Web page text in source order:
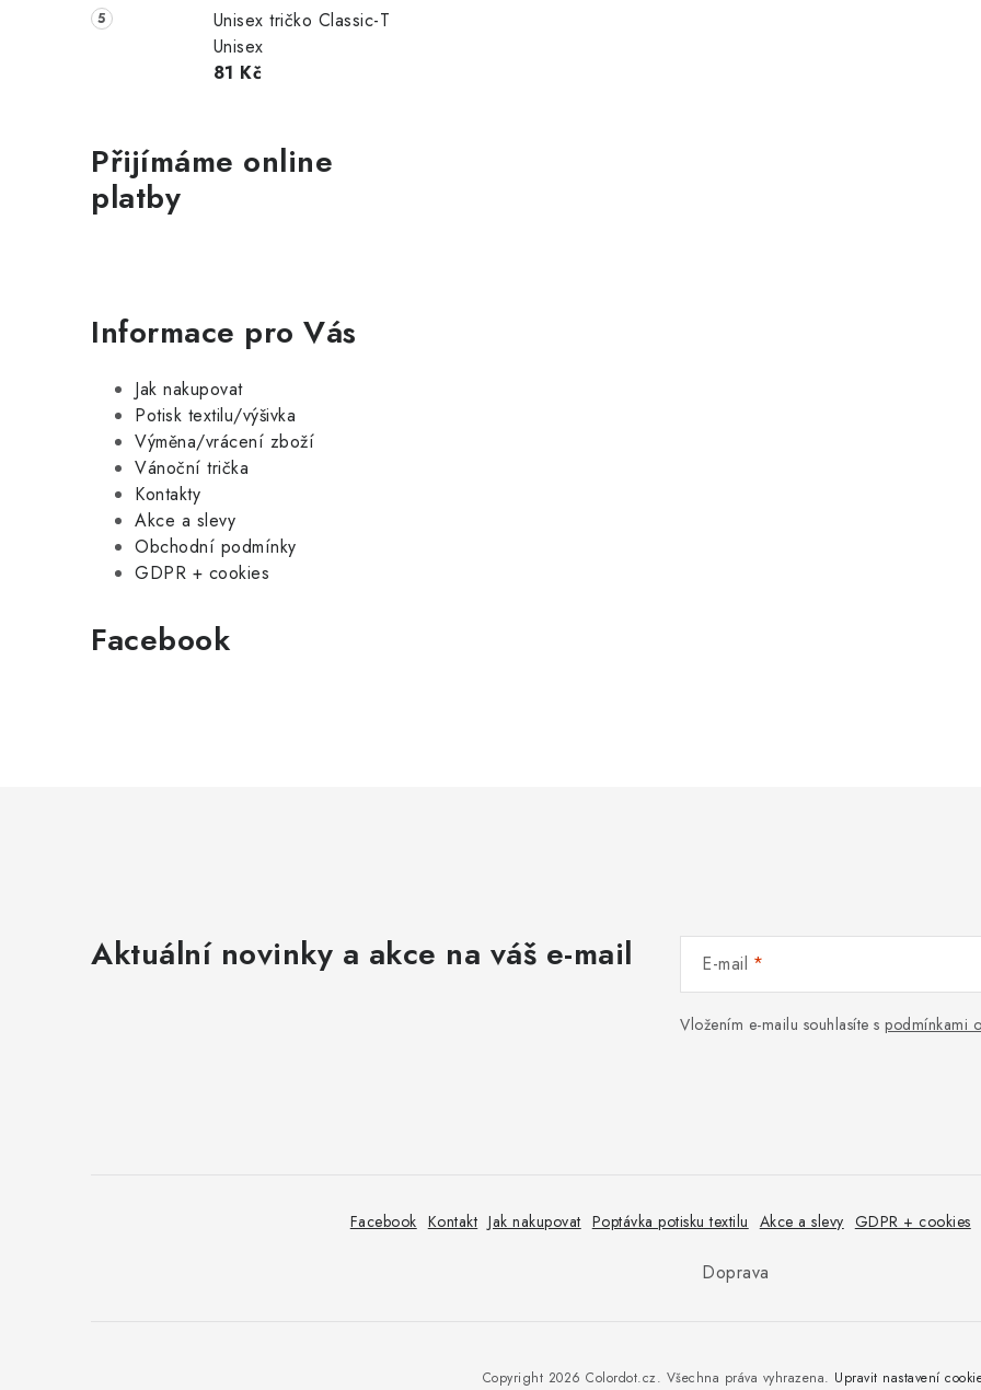
Unisex tričko Classic-T
Unisex
81 Kč
Přijímáme online
platby
Informace pro Vás
Jak nakupovat
Potisk textilu/výšivka
Výměna/vrácení zboží
Vánoční trička
Kontakty
Akce a slevy
Obchodní podmínky
GDPR + cookies
Facebook
Aktuální novinky a akce na váš e-mail E-mail
Vložením e-mailu souhlasíte s podmínkami
Facebook Kontakt Jak nakupovat Poptávka potisku textilu Akce a slevy GDPR + cookies
Doprava
Copyright 2026 Colordot.cz. Všechna práva vyhrazena. Upravit nastavení